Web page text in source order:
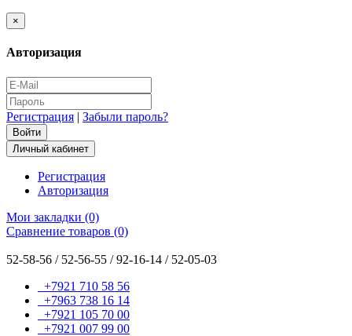
×
Авторизация
Регистрация | Забыли пароль?
Личный кабинет
Регистрация
Авторизация
Мои закладки (0)
Сравнение товаров (0)
52-58-56 / 52-56-55 / 92-16-14 / 52-05-03
+7921 710 58 56
+7963 738 16 14
+7921 105 70 00
+7921 007 99 00